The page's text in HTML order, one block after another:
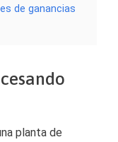
de ganancias
planta de